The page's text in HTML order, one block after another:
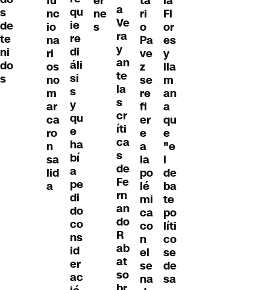
s
de
te
ni
do
s
nc
io
na
ri
os
no
m
ar
ca
ro
n
sa
lid
a
qu
ie
re
di
áli
si
s
y
qu
e
ha
bí
a
pe
di
do
co
ns
id
er
ac
ne
s
a
Ve
ra
y
an
te
la
s
cr
íti
ca
s
de
Fe
rn
an
do
R
ab
at
so
ri
o
Pa
ve
z
se
re
fi
er
e
a
la
po
lé
mi
ca
co
n
el
se
na
Fl
or
es
y
lla
m
an
a
qu
e
"e
l
de
ba
te
po
líti
co
se
de
sa